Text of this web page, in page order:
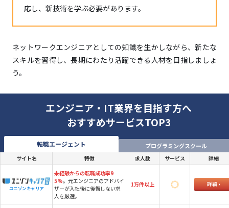
応し、新技術を学ぶ必要があります。
ネットワークエンジニアとしての知識を生かしながら、新たな
スキルを習得し、長期にわたり活躍できる人材を目指しましょ
う。
エンジニア・IT業界を目指す方へ
おすすめサービスTOP3
転職エージェント プログラミングスクール
サイト名 特徴 求人数 サービス 詳細
ユニゾンキャリア
未経験からの転職成功率9
5%。元エンジニアのアドバイ
ザーが入社後に後悔しない求
人を厳選。
1万件以上 詳細